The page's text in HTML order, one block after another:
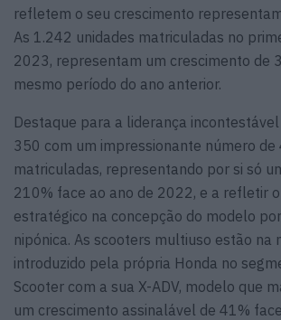
refletem o seu crescimento
As 1.242 unidades matriculadas no
2023, representam um crescimento de
mesmo período do ano anterior.
Destaque para a liderança incontestável
350 com um impressionante número de
matriculadas, representando por si só
210% face ao ano de 2022, e a refletir
estratégico na concepção do modelo
nipónica. As scooters multiuso estão na
introduzido pela própria Honda no
Scooter com a sua X-ADV, modelo que
um crescimento assinalável de 41%